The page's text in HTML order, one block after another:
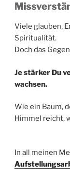
Viele glauben,
Spiritualität.
Doch das
Je stärker Du
wachsen.
Wie ein Baum,
Himmel reicht,
In all meinen